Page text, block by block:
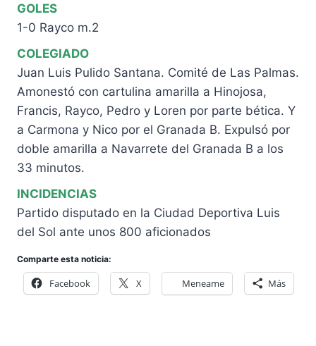
GOLES
1-0 Rayco m.2
COLEGIADO
Juan Luis Pulido Santana. Comité de Las Palmas.
Amonestó con cartulina amarilla a Hinojosa,
Francis, Rayco, Pedro y Loren por parte bética. Y
a Carmona y Nico por el Granada B. Expulsó por
doble amarilla a Navarrete del Granada B a los
33 minutos.
INCIDENCIAS
Partido disputado en la Ciudad Deportiva Luis
del Sol ante unos 800 aficionados
Comparte esta noticia:
Facebook X Meneame Más